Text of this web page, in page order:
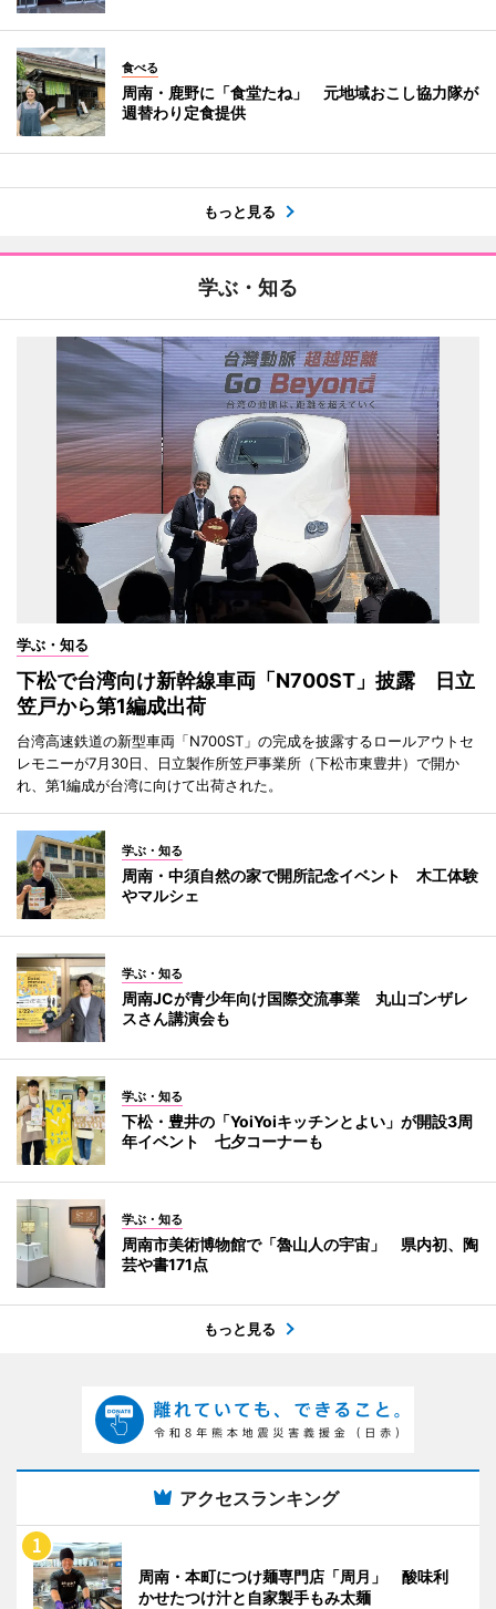
食べる
周南・鹿野に「食堂たね」 元地域おこし協力隊が
週替わり定食提供
もっと見る
学ぶ・知る
学ぶ・知る
下松で台湾向け新幹線車両「N700ST」披露 日立
笠戸から第1編成出荷
台湾高速鉄道の新型車両「N700ST」の完成を披露するロールアウトセ
レモニーが7月30日、日立製作所笠戸事業所（下松市東豊井）で開か
れ、第1編成が台湾に向けて出荷された。
学ぶ・知る
周南・中須自然の家で開所記念イベント 木工体験
やマルシェ
学ぶ・知る
周南JCが青少年向け国際交流事業 丸山ゴンザレ
スさん講演会も
学ぶ・知る
下松・豊井の「YoiYoiキッチンとよい」が開設3周
年イベント 七夕コーナーも
学ぶ・知る
周南市美術博物館で「魯山人の宇宙」 県内初、陶
芸や書171点
もっと見る
アクセスランキング
周南・本町につけ麺専門店「周月」 酸味利
かせたつけ汁と自家製手もみ太麺